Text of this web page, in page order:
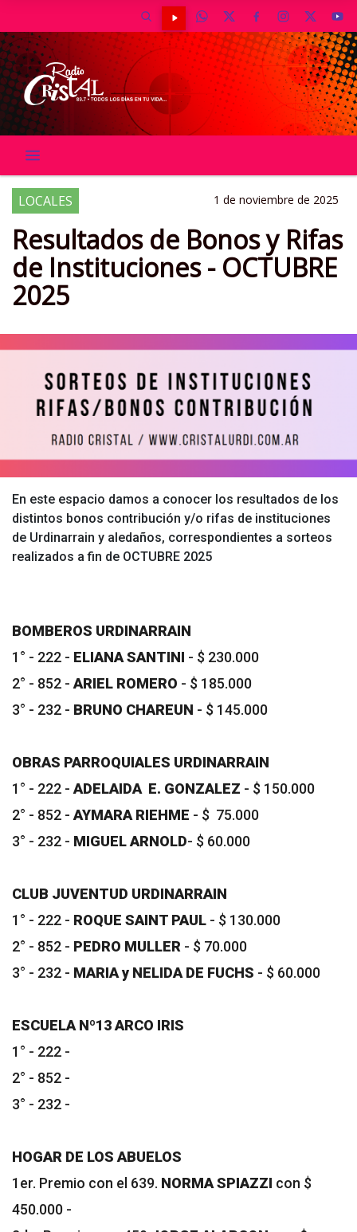
LOCALES 1 de noviembre de 2025
Resultados de Bonos y Rifas
de Instituciones - OCTUBRE
2025
En este espacio damos a conocer los resultados de los
distintos bonos contribución y/o rifas de instituciones
de Urdinarrain y aledaños, correspondientes a sorteos
realizados a fin de OCTUBRE 2025
BOMBEROS URDINARRAIN
1° - 222 - ELIANA SANTINI - $ 230.000
2° - 852 - ARIEL ROMERO - $ 185.000
3° - 232 - BRUNO CHAREUN - $ 145.000
OBRAS PARROQUIALES URDINARRAIN
1° - 222 - ADELAIDA E. GONZALEZ - $ 150.000
2° - 852 - AYMARA RIEHME - $ 75.000
3° - 232 - MIGUEL ARNOLD- $ 60.000
CLUB JUVENTUD URDINARRAIN
1° - 222 - ROQUE SAINT PAUL - $ 130.000
2° - 852 - PEDRO MULLER - $ 70.000
3° - 232 - MARIA y NELIDA DE FUCHS - $ 60.000
ESCUELA Nº13 ARCO IRIS
1° - 222 -
2° - 852 -
3° - 232 -
HOGAR DE LOS ABUELOS
1er. Premio con el 639. NORMA SPIAZZI con $
450.000 -